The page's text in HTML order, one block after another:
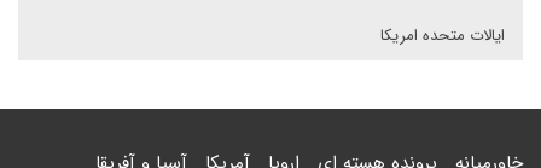
ایالات متحده امریکا